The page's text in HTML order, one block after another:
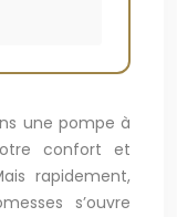
une pompe à
confort et
rapidement,
s’ouvre